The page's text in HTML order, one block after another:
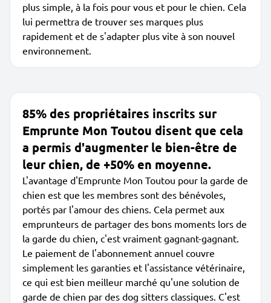
plus simple, à la fois pour vous et pour le chien. Cela
lui permettra de trouver ses marques plus
rapidement et de s'adapter plus vite à son nouvel
environnement.
85% des propriétaires inscrits sur
Emprunte Mon Toutou disent que cela
a permis d'augmenter le bien-être de
leur chien, de +50% en moyenne.
L'avantage d'Emprunte Mon Toutou pour la garde de
chien est que les membres sont des bénévoles,
portés par l'amour des chiens. Cela permet aux
emprunteurs de partager des bons moments lors de
la garde du chien, c'est vraiment gagnant-gagnant.
Le paiement de l'abonnement annuel couvre
simplement les garanties et l'assistance vétérinaire,
ce qui est bien meilleur marché qu'une solution de
garde de chien par des dog sitters classiques. C'est